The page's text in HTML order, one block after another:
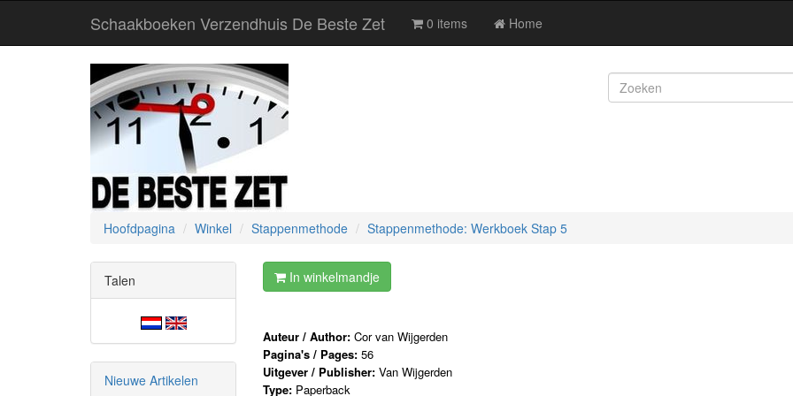
Schaakboeken Verzendhuis De Beste Zet 0 items Home
Hoofdpagina Winkel Stappenmethode Stappenmethode: Werkboek Stap 5
In winkelmandje
Auteur / Author: Cor van Wijgerden
Pagina's / Pages: 56
Uitgever / Publisher: Van Wijgerden
Type: Paperback
Talen
Nieuwe Artikelen